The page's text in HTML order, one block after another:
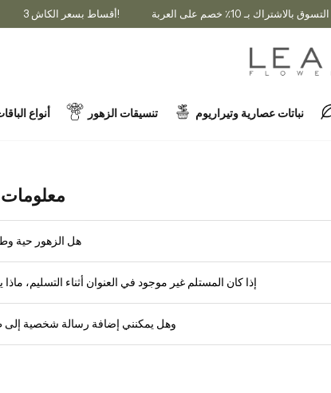
التسوق بالاشتراك بـ 10٪ خصم على العربة
أنواع تنسيقات الزهور نباتات عصارية وتيراريوم
معلومات
هل الزهور حية
إذا كان المستلم غير موجود في العنوان أثناء التسليم،
وهل يمكنني إضافة رسالة شخصية إلى